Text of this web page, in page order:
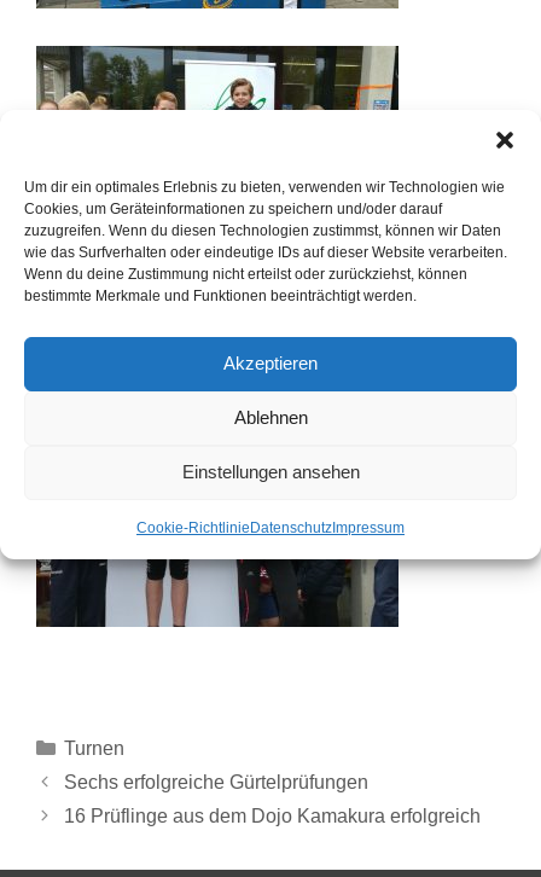
Um dir ein optimales Erlebnis zu bieten, verwenden wir Technologien wie
Cookies, um Geräteinformationen zu speichern und/oder darauf
zuzugreifen. Wenn du diesen Technologien zustimmst, können wir Daten
wie das Surfverhalten oder eindeutige IDs auf dieser Website verarbeiten.
Wenn du deine Zustimmung nicht erteilst oder zurückziehst, können
bestimmte Merkmale und Funktionen beeinträchtigt werden.
Akzeptieren
Ablehnen
Einstellungen ansehen
Cookie-RichtlinieDatenschutzImpressum
Turnen
Sechs erfolgreiche Gürtelprüfungen
16 Prüflinge aus dem Dojo Kamakura erfolgreich